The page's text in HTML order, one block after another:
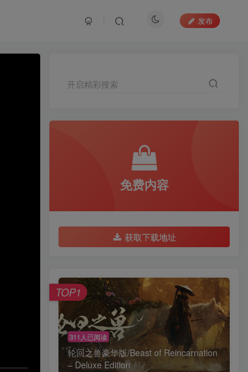
发布
开启精彩搜索
免费内容
获取下载地址
311人已阅读
轮回之兽豪华版/Beast of Reincarnation
– Deluxe Edition
TOP1